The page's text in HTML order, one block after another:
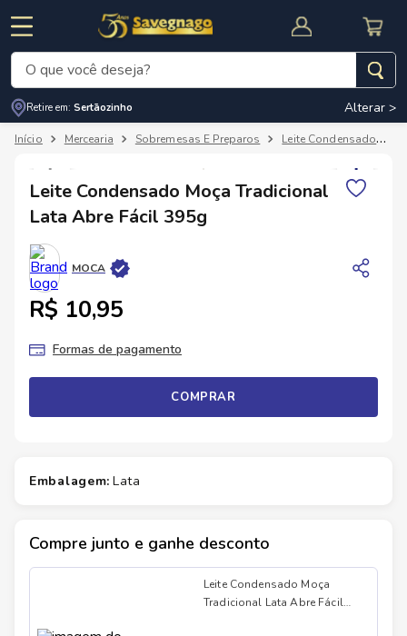
O que você deseja?
Retire em: Sertãozinho Alterar >
Mercearia Sobremesas E Preparos Leite Condensado
Leite Condensado Moça Tradicional
Lata Abre Fácil 395g
MOCA
R$ 10,95
Formas de pagamento
COMPRAR
embalagem: lata
Compre junto e ganhe desconto
Leite Condensado Moça
Tradicional Lata Abre Fácil
Termos mais buscados
2º
cafe
3º
cerveja
4º
carne
5º arroz